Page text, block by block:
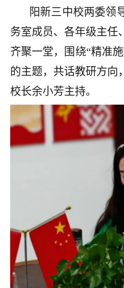
阳新三中校两委领
务室成员、各年级主任
齐聚一堂，围绕“精准
的主题，共话教研方向
校长余小芳主持。